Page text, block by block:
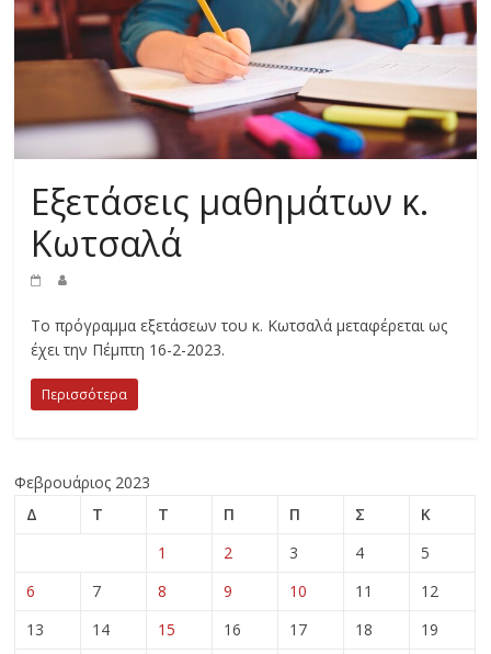
Εξετάσεις μαθημάτων κ.
Κωτσαλά
Το πρόγραμμα εξετάσεων του κ. Κωτσαλά μεταφέρεται ως
έχει την Πέμπτη 16-2-2023.
Περισσότερα
Φεβρουάριος 2023
Δ
Τ Τ Π Π Σ
Κ
1
2 3 4
5
6
7 8 9 10 11
12
13
14 15 16 17 18
19